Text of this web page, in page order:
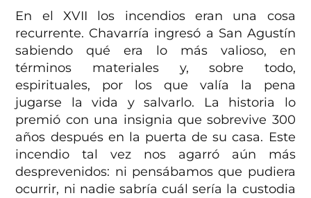
En el XVII los incendios eran una cosa
recurrente. Chavarría ingresó a San Agustín
sabiendo qué era lo más valioso, en
términos materiales y, sobre todo,
espirituales, por los que valía la pena
jugarse la vida y salvarlo. La historia lo
premió con una insignia que sobrevive 300
años después en la puerta de su casa. Este
incendio tal vez nos agarró aún más
desprevenidos: ni pensábamos que pudiera
ocurrir, ni nadie sabría cuál sería la custodia